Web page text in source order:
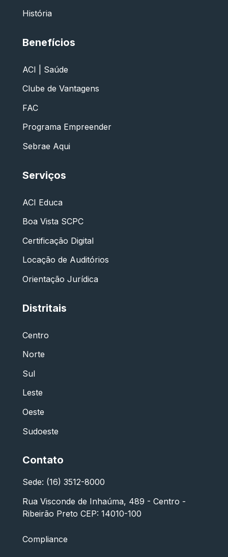
História
Benefícios
ACI | Saúde
Clube de Vantagens
FAC
Programa Empreender
Sebrae Aqui
Serviços
ACI Educa
Boa Vista SCPC
Certificação Digital
Locação de Auditórios
Orientação Jurídica
Distritais
Centro
Norte
Sul
Leste
Oeste
Sudoeste
Contato
Sede: (16) 3512-8000
Rua Visconde de Inhaúma, 489 - Centro -
Ribeirão Preto CEP: 14010-100
Compliance